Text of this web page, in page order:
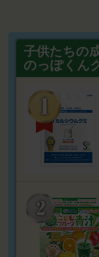
子供たちの
のっぽくん